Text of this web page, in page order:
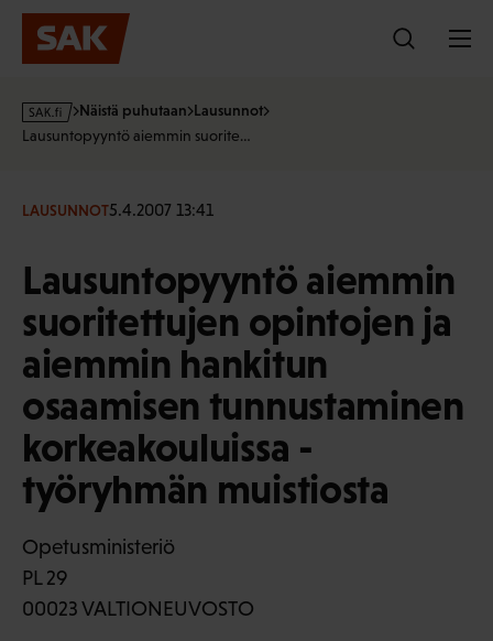
Hyppää
sisältöön
s
a
f
Näistä puhutaan Lausunnot
Lausuntopyyntö aiemmin suorite…
LAUSUNNOT5.4.2007 13:41
Lausuntopyyntö aiemmin
suoritettujen opintojen ja
aiemmin hankitun
osaamisen tunnustaminen
korkeakouluissa -
työryhmän muistiosta
Opetusministeriö
PL 29
00023 VALTIONEUVOSTO